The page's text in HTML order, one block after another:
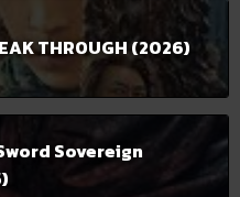
THROUGH (2026)
Sovereign